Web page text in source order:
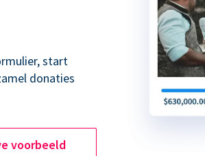
start
donaties
voorbeeld